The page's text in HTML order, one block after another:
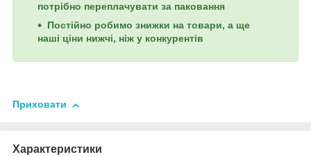
потрібно переплачувати за паковання
Постійно робимо знижки на товари, а ще
наші ціни нижчі, ніж у конкурентів
Приховати
Характеристики